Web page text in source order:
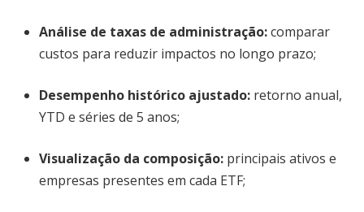
Análise de taxas de administração:comparar
custos para reduzir impactos no longo prazo;
Desempenho histórico ajustado: retorno anual,
YTD e séries de 5 anos;
Visualização da composição: principais ativos e
empresas presentes em cada ETF;